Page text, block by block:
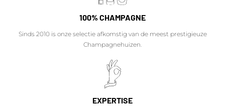
100% CHAMPAGNE
Sinds 2010 is onze selectie afkomstig van de meest prestigieuze
Champagnehuizen.
EXPERTISE